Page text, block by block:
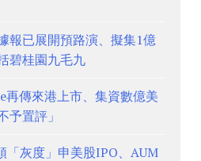
報已展開預路演、擬集1億
碧桂園九毛九
再傳來港上市、集資數億美
置評」
「灰度」申美股IPO、AUM